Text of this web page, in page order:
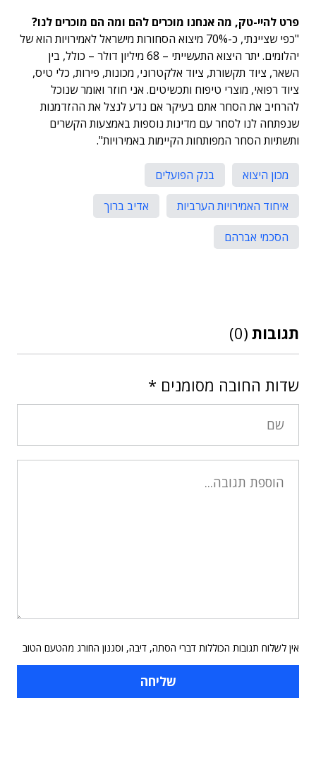
פרט להיי-טק, מה אנחנו מוכרים להם ומה הם מוכרים לנו?
"כפי שציינתי, כ-70% מיצוא הסחורות מישראל לאמירויות הוא של
יהלומים. יתר היצוא התעשייתי – 68 מיליון דולר – כולל, בין
השאר, ציוד תקשורת, ציוד אלקטרוני, מכונות, פירות, כלי טיס,
ציוד רפואי, מוצרי טיפוח ותכשיטים. אני חוזר ואומר שנוכל
להרחיב את הסחר אתם בעיקר אם נדע לנצל את ההזדמנות
שנפתחה לנו לסחר עם מדינות נוספות באמצעות הקשרים
ותשתיות הסחר המפותחות הקיימות באמירויות".
מכון היצוא
בנק הפועלים
איחוד האמירויות הערביות
אדיב ברוך
הסכמי אברהם
תגובות (0)
שדות החובה מסומנים *
אין לשלוח תגובות הכוללות דברי הסתה, דיבה, וסגנון החורג מהטעם הטוב